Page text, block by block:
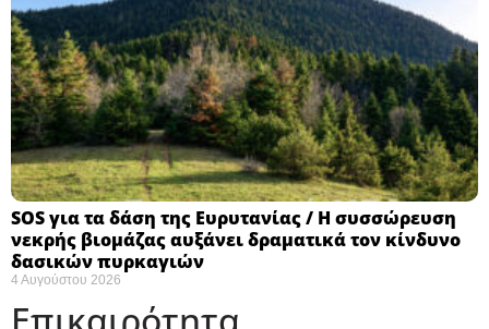
SOS για τα δάση της Ευρυτανίας / Η συσσώρευση
νεκρής βιομάζας αυξάνει δραματικά τον κίνδυνο
δασικών πυρκαγιών
4 Αυγούστου 2026